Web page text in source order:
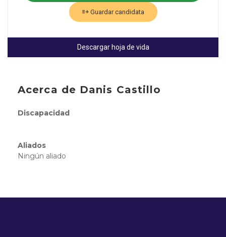
Guardar candidata
Descargar hoja de vida
Acerca de Danis Castillo
Discapacidad
Aliados
Ningún aliado